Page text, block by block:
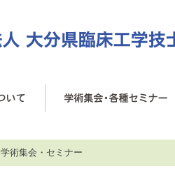
学術集会・セミナー